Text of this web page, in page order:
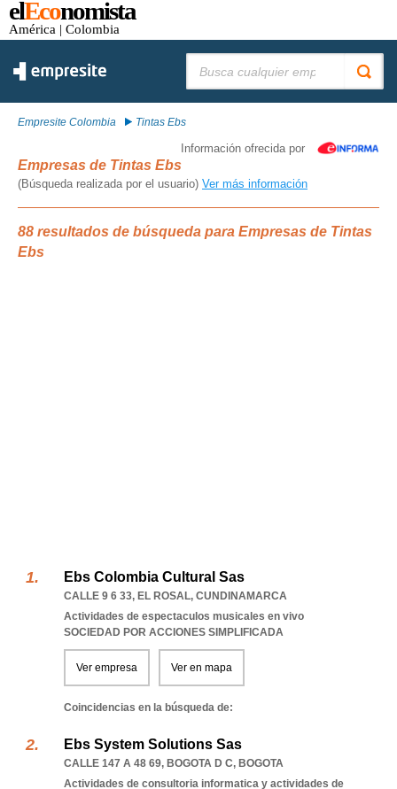
elEconomista
América | Colombia
Empresite Colombia Tintas Ebs
Información ofrecida por
Empresas de Tintas Ebs
(Búsqueda realizada por el usuario) Ver más información
88 resultados de búsqueda para Empresas de Tintas
Ebs
Ebs Colombia Cultural Sas
CALLE 9 6 33, EL ROSAL, CUNDINAMARCA
Actividades de espectaculos musicales en vivo
SOCIEDAD POR ACCIONES SIMPLIFICADA
Ver empresa Ver en mapa
Coincidencias en la búsqueda de:
Ebs System Solutions Sas
CALLE 147 A 48 69, BOGOTA D C, BOGOTA
Actividades de consultoria informatica y actividades de